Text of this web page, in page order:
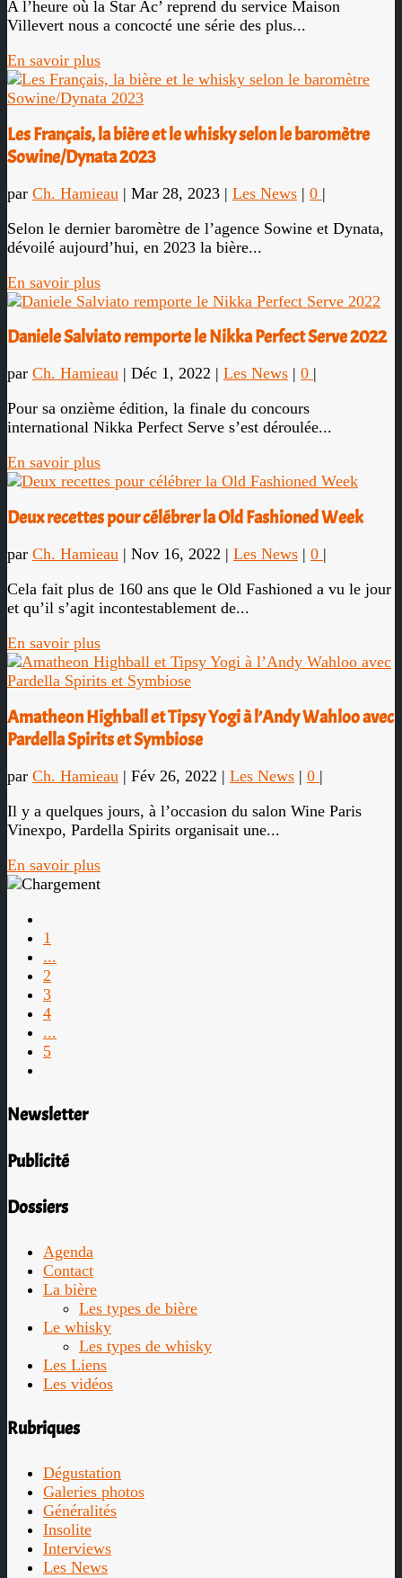
A l’heure où la Star Ac’ reprend du service Maison
Villevert nous a concocté une série des plus...
En savoir plus
Les Français, la bière et le whisky selon le baromètre
Sowine/Dynata 2023
par Ch. Hamieau | Mar 28, 2023 | Les News | 0 |
Selon le dernier baromètre de l’agence Sowine et Dynata,
dévoilé aujourd’hui, en 2023 la bière...
En savoir plus
Daniele Salviato remporte le Nikka Perfect Serve 2022
par Ch. Hamieau | Déc 1, 2022 | Les News | 0 |
Pour sa onzième édition, la finale du concours
international Nikka Perfect Serve s’est déroulée...
En savoir plus
Deux recettes pour célébrer la Old Fashioned Week
par Ch. Hamieau | Nov 16, 2022 | Les News | 0 |
Cela fait plus de 160 ans que le Old Fashioned a vu le jour
et qu’il s’agit incontestablement de...
En savoir plus
Amatheon Highball et Tipsy Yogi à l’Andy Wahloo avec
Pardella Spirits et Symbiose
par Ch. Hamieau | Fév 26, 2022 | Les News | 0 |
Il y a quelques jours, à l’occasion du salon Wine Paris
Vinexpo, Pardella Spirits organisait une...
En savoir plus
1
...
2
3
4
...
5
Newsletter
Publicité
Dossiers
Agenda
Contact
La bière
Les types de bière
Le whisky
Les types de whisky
Les Liens
Les vidéos
Rubriques
Dégustation
Galeries photos
Généralités
Insolite
Interviews
Les News